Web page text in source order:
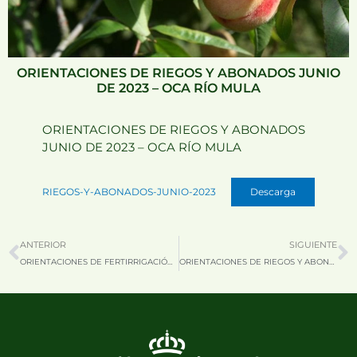
ORIENTACIONES DE RIEGOS Y ABONADOS JUNIO
DE 2023 – OCA RÍO MULA
ORIENTACIONES DE RIEGOS Y ABONADOS
JUNIO DE 2023 – OCA RÍO MULA
RIEGOS-Y-ABONADOS-JUNIO-2023 Descarga
Prev
ANTERIOR SIGUIENTE